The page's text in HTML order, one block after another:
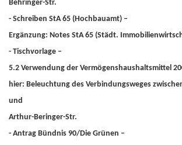
Behringer-Str.
- Schreiben StA 65 (Hochbauamt) –
Ergänzung: Notes StA 65 (Städt.
- Tischvorlage –
5.2 Verwendung der Vermögenshaushaltsmittel
hier: Beleuchtung des Verbindungsweges
und
Arthur-Beringer-Str.
- Antrag Bündnis 90/Die Grünen –